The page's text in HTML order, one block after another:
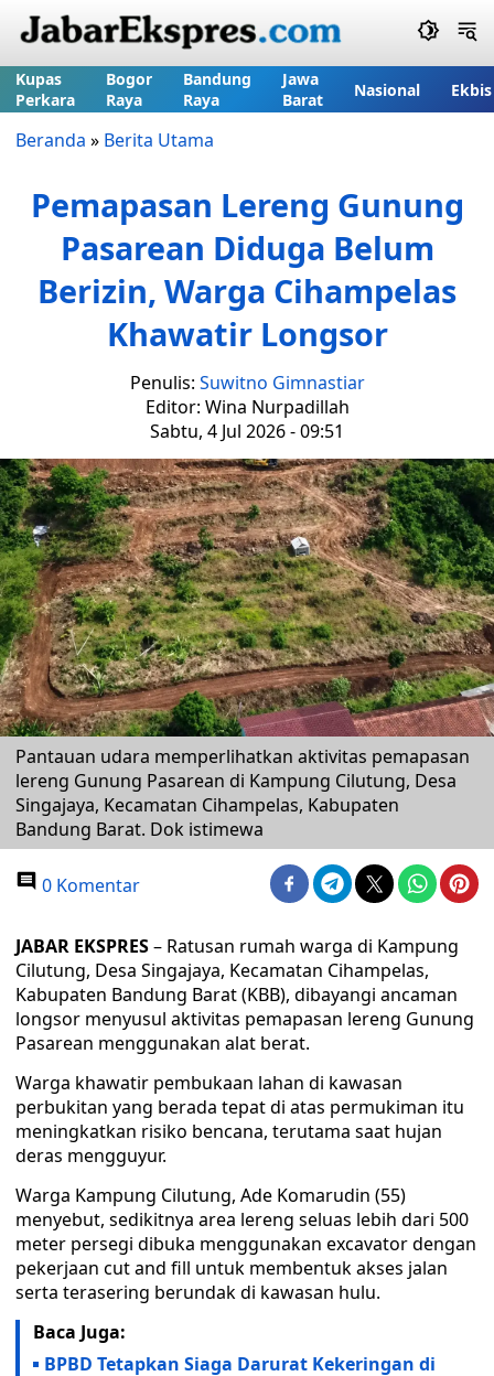
Kupas
Perkara
Bogor
Raya
Bandung
Raya
Jawa
Barat
Nasional Ekbis
Beranda » Berita Utama
Pemapasan Lereng Gunung
Pasarean Diduga Belum
Berizin, Warga Cihampelas
Khawatir Longsor
Penulis: Suwitno Gimnastiar
Editor: Wina Nurpadillah
Sabtu, 4 Jul 2026 - 09:51
Pantauan udara memperlihatkan aktivitas pemapasan
lereng Gunung Pasarean di Kampung Cilutung, Desa
Singajaya, Kecamatan Cihampelas, Kabupaten
Bandung Barat. Dok istimewa
0 Komentar
JABAR EKSPRES– Ratusan rumah warga di Kampung
Cilutung, Desa Singajaya, Kecamatan Cihampelas,
Kabupaten Bandung Barat (KBB), dibayangi ancaman
longsor menyusul aktivitas pemapasan lereng Gunung
Pasarean menggunakan alat berat.
Warga khawatir pembukaan lahan di kawasan
perbukitan yang berada tepat di atas permukiman itu
meningkatkan risiko bencana, terutama saat hujan
deras mengguyur.
Warga Kampung Cilutung, Ade Komarudin (55)
menyebut, sedikitnya area lereng seluas lebih dari 500
meter persegi dibuka menggunakan excavator dengan
pekerjaan cut and fill untuk membentuk akses jalan
serta terasering berundak di kawasan hulu.
Baca Juga:
BPBD Tetapkan Siaga Darurat Kekeringan di